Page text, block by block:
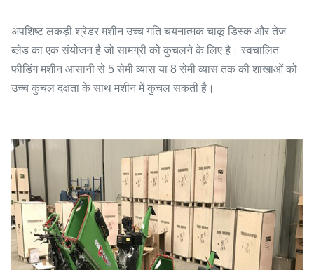
अपशिष्ट लकड़ी श्रेडर मशीन उच्च गति चयनात्मक चाकू डिस्क और तेज
ब्लेड का एक संयोजन है जो सामग्री को कुचलने के लिए है। स्वचालित
फीडिंग मशीन आसानी से 5 सेमी व्यास या 8 सेमी व्यास तक की शाखाओं को
उच्च कुचल दक्षता के साथ मशीन में कुचल सकती है।